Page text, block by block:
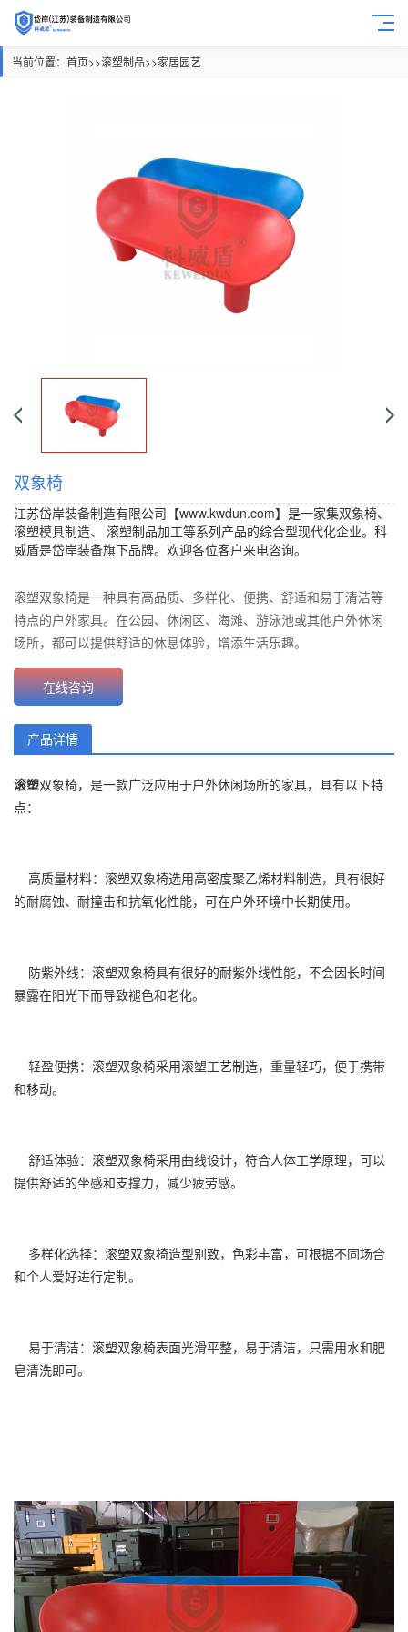
当前位置： 首页>>滚塑制品>>家居园艺
双象椅
江苏岱岸装备制造有限公司【www.kwdun.com】是一家集双象椅、
滚塑模具制造、 滚塑制品加工等系列产品的综合型现代化企业。科
威盾是岱岸装备旗下品牌。欢迎各位客户来电咨询。
滚塑双象椅是一种具有高品质、多样化、便携、舒适和易于清洁等
特点的户外家具。在公园、休闲区、海滩、游泳池或其他户外休闲
场所，都可以提供舒适的休息体验，增添生活乐趣。
在线咨询
产品详情
滚塑双象椅，是一款广泛应用于户外休闲场所的家具，具有以下特
点：
高质量材料：滚塑双象椅选用高密度聚乙烯材料制造，具有很好
的耐腐蚀、耐撞击和抗氧化性能，可在户外环境中长期使用。
防紫外线：滚塑双象椅具有很好的耐紫外线性能，不会因长时间
暴露在阳光下而导致褪色和老化。
轻盈便携：滚塑双象椅采用滚塑工艺制造，重量轻巧，便于携带
和移动。
舒适体验：滚塑双象椅采用曲线设计，符合人体工学原理，可以
提供舒适的坐感和支撑力，减少疲劳感。
多样化选择：滚塑双象椅造型别致，色彩丰富，可根据不同场合
和个人爱好进行定制。
易于清洁：滚塑双象椅表面光滑平整，易于清洁，只需用水和肥
皂清洗即可。